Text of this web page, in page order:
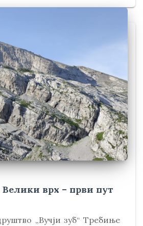
врх – први пут
„Вучји зуб“ Требиње